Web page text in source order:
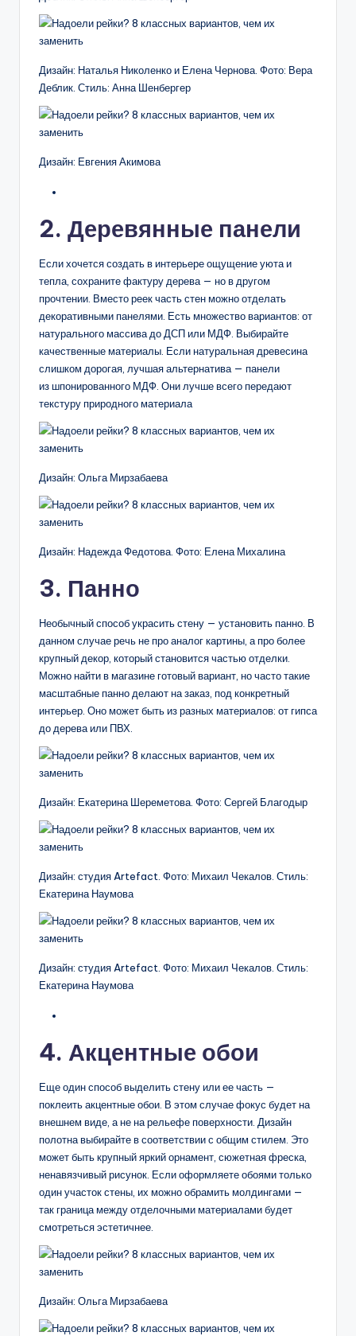
Дизайн: Наталья Николенко и Елена Чернова. Фото: Вера
Деблик. Стиль: Анна Шенбергер
Дизайн: Евгения Акимова
2. Деревянные панели
Если хочется создать в интерьере ощущение уюта и
тепла, сохраните фактуру дерева — но в другом
прочтении. Вместо реек часть стен можно отделать
декоративными панелями. Есть множество вариантов: от
натурального массива до ДСП или МДФ. Выбирайте
качественные материалы. Если натуральная древесина
слишком дорогая, лучшая альтернатива — панели
из шпонированного МДФ. Они лучше всего передают
текстуру природного материала
Дизайн: Ольга Мирзабаева
Дизайн: Надежда Федотова. Фото: Елена Михалина
3. Панно
Необычный способ украсить стену — установить панно. В
данном случае речь не про аналог картины, а про более
крупный декор, который становится частью отделки.
Можно найти в магазине готовый вариант, но часто такие
масштабные панно делают на заказ, под конкретный
интерьер. Оно может быть из разных материалов: от гипса
до дерева или ПВХ.
Дизайн: Екатерина Шереметова. Фото: Сергей Благодыр
Дизайн: студия Artefact. Фото: Михаил Чекалов. Стиль:
Екатерина Наумова
Дизайн: студия Artefact. Фото: Михаил Чекалов. Стиль:
Екатерина Наумова
4. Акцентные обои
Еще один способ выделить стену или ее часть —
поклеить акцентные обои. В этом случае фокус будет на
внешнем виде, а не на рельефе поверхности. Дизайн
полотна выбирайте в соответствии с общим стилем. Это
может быть крупный яркий орнамент, сюжетная фреска,
ненавязчивый рисунок. Если оформляете обоями только
один участок стены, их можно обрамить молдингами —
так граница между отделочными материалами будет
смотреться эстетичнее.
Дизайн: Ольга Мирзабаева